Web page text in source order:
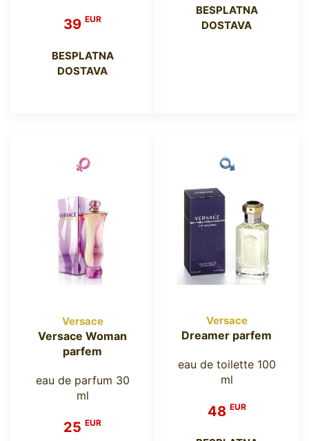
39 EUR
BESPLATNA
DOSTAVA
BESPLATNA
DOSTAVA
Versace
Versace Woman
parfem
eau de parfum 30
ml
25 EUR
Versace
Dreamer parfem
eau de toilette 100
ml
48 EUR